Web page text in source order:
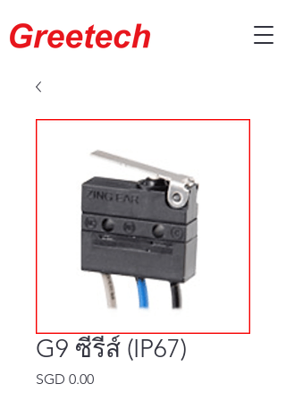
G9 ซีรีส์ (IP67)
SGD 0.00ราคา